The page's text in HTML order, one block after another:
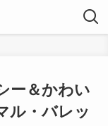
ー＆かわい
ル・バレッ